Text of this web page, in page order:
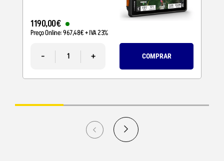
1190,00€
Preço Online:967,48€+ IVA 23%
- + COMPRAR